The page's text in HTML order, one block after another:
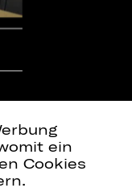
ein
Cookies